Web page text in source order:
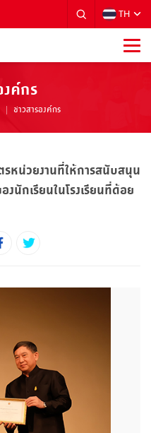
TH
งค์กร
ข่าวสารองค์กร
หน่วยงานที่ให้การสนับสนุน
นักเรียนในโรงเรียนที่ด้อย